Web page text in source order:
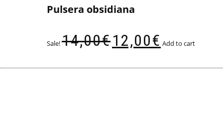
Pulsera obsidiana
Sale!14,00€12,00€ Add to cart